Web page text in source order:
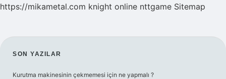
https://mikametal.com knight online nttgame Sitemap
SIDEBAR
SON YAZILAR
Kurutma makinesinin çekmemesi için ne yapmalı ?